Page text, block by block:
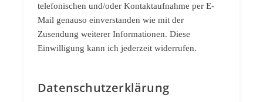
telefonischen und/oder Kontaktaufnahme per E-
Mail genauso einverstanden wie mit der
Zusendung weiterer Informationen. Diese
Einwilligung kann ich jederzeit widerrufen.
Datenschutzerklärung